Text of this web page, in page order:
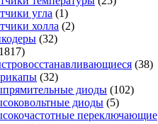
угла (1)
холла (2)
(32)
(38)
(32)
диоды (102)
диоды (5)
переключающие